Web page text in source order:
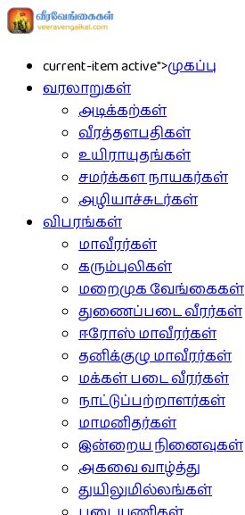
current-item active">முகப்பு
வரலாறுகள்
அடிக்கற்கள்
வீரத்தளபதிகள்
உயிராயுதங்கள்
சமர்க்கள நாயகர்கள்
அழியாச்சுடர்கள்
விபரங்கள்
மாவீரர்கள்
கரும்புலிகள்
மறைமுக வேங்கைகள்
துணைப்படை வீரர்கள்
ஈரோஸ் மாவீரர்கள்
தனிக்குழு மாவீரர்கள்
மக்கள் படை வீரர்கள்
நாட்டுப்பற்றாளர்கள்
மாமனிதர்கள்
இன்றைய நினைவுகள்
அகவை வாழ்த்து
துயிலுமில்லங்கள்